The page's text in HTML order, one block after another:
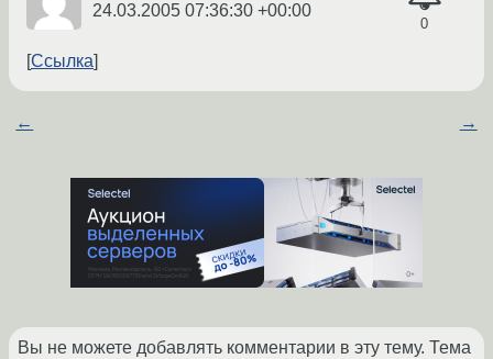
0
24.03.2005 07:36:30 +00:00
Ссылка
← →
Вы не можете добавлять комментарии в эту тему. Тема